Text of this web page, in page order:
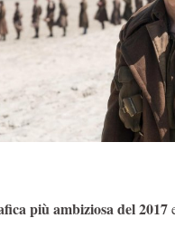
più ambiziosa del 2017